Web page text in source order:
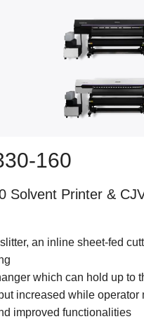
160
Solvent Printer &
an inline sheet-fed
which can hold up to
increased while operator
improved functionalities